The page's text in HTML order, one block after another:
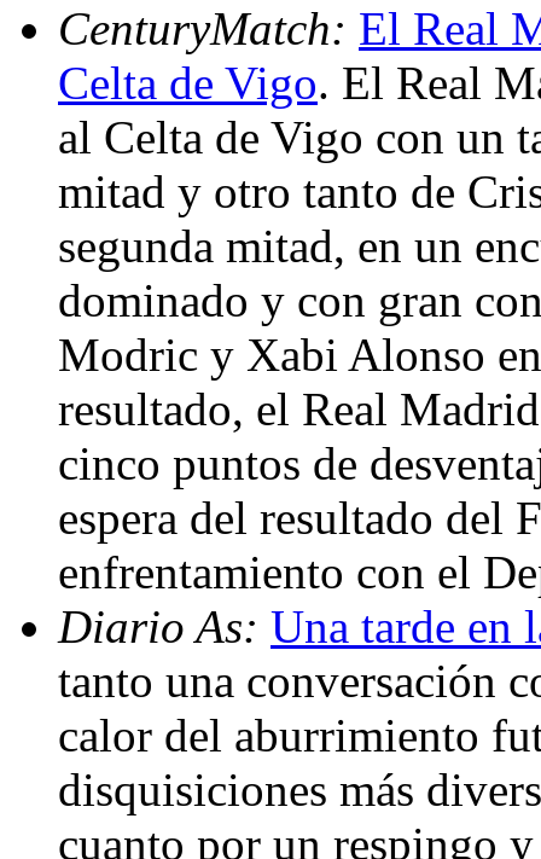
CenturyMatch: El Real
Celta de Vigo. El Real
al Celta de Vigo con un
mitad y otro tanto de
segunda mitad, en un
dominado y con gran
Modric y Xabi Alonso
resultado, el Real
cinco puntos de
espera del resultado del
enfrentamiento con el
Diario As: Una tarde en
tanto una conversación
calor del aburrimiento
disquisiciones más
cuanto por un respingo